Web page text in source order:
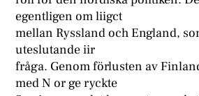
egentligen om liigct
mellan Ryssland och England,
uteslutande iir
fråga. Genom förlusten av
med N or ge ryckte